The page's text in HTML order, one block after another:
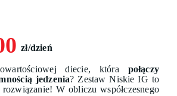
zł/dzień
diecie, która połączy
jedzenia? Zestaw Niskie IG to
W obliczu współczesnego